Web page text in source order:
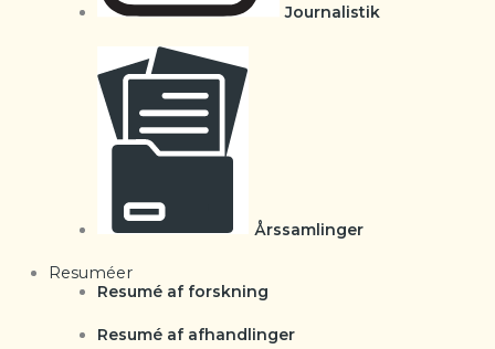
Journalistik
Årssamlinger
Resuméer
Resumé af forskning
Resumé af afhandlinger